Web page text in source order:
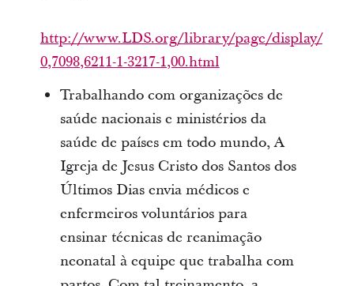
http://www.LDS.org/library/page/display/
0,7098,6211-1-3217-1,00.html
Trabalhando com organizações de
saúde nacionais e ministérios da
saúde de países em todo mundo, A
Igreja de Jesus Cristo dos Santos dos
Últimos Dias envia médicos e
enfermeiros voluntários para
ensinar técnicas de reanimação
neonatal à equipe que trabalha com